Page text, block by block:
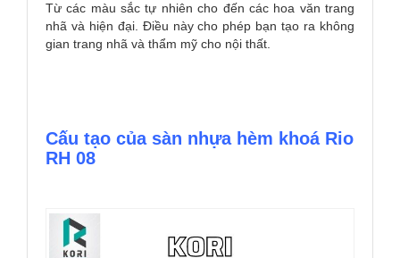
Từ các màu sắc tự nhiên cho đến các hoa văn trang
nhã và hiện đại. Điều này cho phép bạn tạo ra không
gian trang nhã và thẩm mỹ cho nội thất.
Cấu tạo của sàn nhựa hèm khoá Rio
RH 08